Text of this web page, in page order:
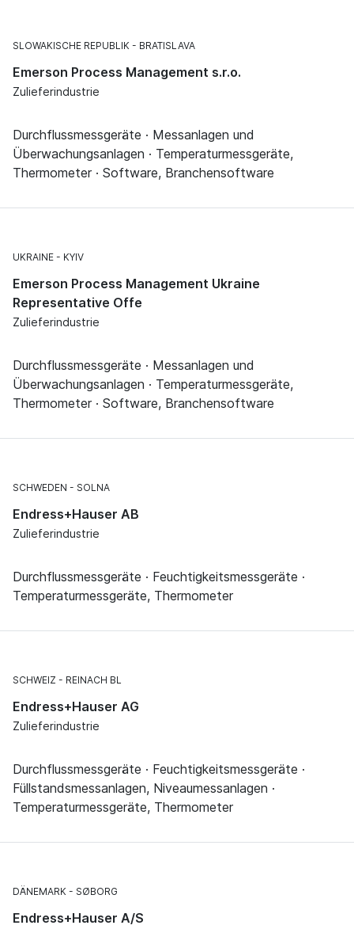
SLOWAKISCHE REPUBLIK BRATISLAVA
Emerson Process Management s.r.o.
Zulieferindustrie
Durchflussmessgeräte · Messanlagen und
Überwachungsanlagen · Temperaturmessgeräte,
Thermometer · Software, Branchensoftware
UKRAINE KYIV
Emerson Process Management Ukraine
Representative Offe
Zulieferindustrie
Durchflussmessgeräte · Messanlagen und
Überwachungsanlagen · Temperaturmessgeräte,
Thermometer · Software, Branchensoftware
SCHWEDEN SOLNA
Endress+Hauser AB
Zulieferindustrie
Durchflussmessgeräte · Feuchtigkeitsmessgeräte ·
Temperaturmessgeräte, Thermometer
SCHWEIZ REINACH BL
Endress+Hauser AG
Zulieferindustrie
Durchflussmessgeräte · Feuchtigkeitsmessgeräte ·
Füllstandsmessanlagen, Niveaumessanlagen ·
Temperaturmessgeräte, Thermometer
DÄNEMARK SØBORG
Endress+Hauser A/S